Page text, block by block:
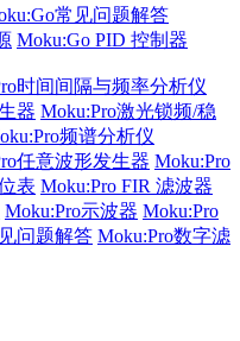
常见问题解答
Moku:Go PID 控制器
时间间隔与频率分析仪
器 Moku:Pro激光锁频/稳
频谱分析仪
任意波形发生器 Moku:Pro
表 Moku:Pro FIR 滤波器
Moku:Pro示波器 Moku:Pro
问题解答 Moku:Pro数字滤